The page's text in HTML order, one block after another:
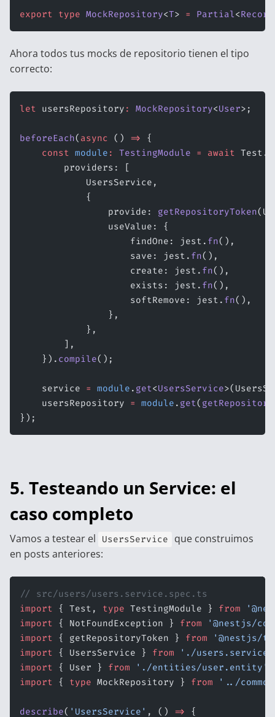
export type MockRepository<T> = Partial<Record
Ahora todos tus mocks de repositorio tienen el tipo
correcto:
let usersRepository : MockRepository<User>;
beforeEach( async () =>
{
    const
module : TestingModule = await Test.
        providers: [
            UsersService,
            {
                provide:
getRepositoryToken
                useValue: {
                    findOne: jest.
fn(),
                    save: jest.
fn(),
                    create: jest.
fn(),
                    exists: jest.
fn(),
                    softRemove: jest.
fn(),
                },
            },
        ],
    }).
compile();
    service
= module . get<UsersService
    usersRepository
= module . get(
});
5. Testeando un Service: el
caso completo
Vamos a testear el UsersService
que construimos
en posts anteriores:
// src/users/users.service.spec.ts
import { Test, type TestingModule } from
import { NotFoundException } from '@nestjs/
import { getRepositoryToken } from '@nestjs/
import { UsersService } from './users.service'
import { User } from './entities/user.entity'
import { type MockRepository } from '../
describe( 'UsersService' , () => {